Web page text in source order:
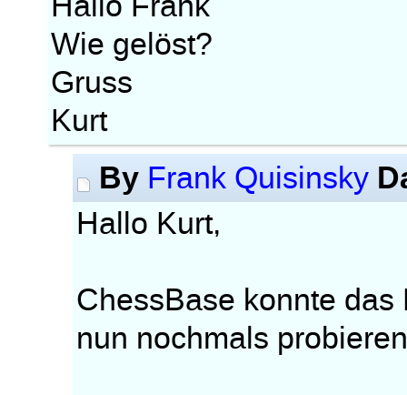
Wie gelöst?
Gruss
Kurt
By Frank Quisinsky
Hallo Kurt,
ChessBase konnte
nun nochmals